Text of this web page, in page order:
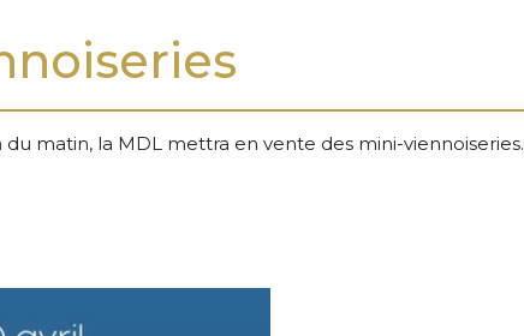
matin, la MDL mettra en vente des mini-viennoiseries.